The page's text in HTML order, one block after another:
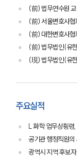
(前) 법무연수원
(前) 서울변호사협
(前) 대한변호사협
(前) 법무법인(유
(現) 법무법인(유
주요실적
L 화학 업무상횡령
공기관 행정직원의
광역시 지역 후보